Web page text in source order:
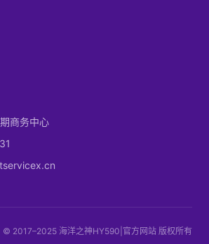
商务中心
© 2017–2025 海洋之神HY590|官方网站 版权所有